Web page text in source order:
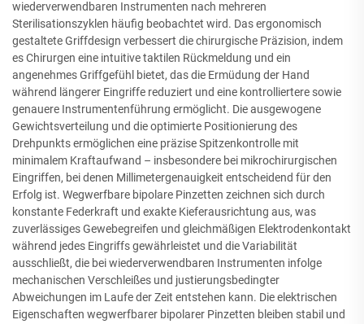
wiederverwendbaren Instrumenten nach mehreren
Sterilisationszyklen häufig beobachtet wird. Das ergonomisch
gestaltete Griffdesign verbessert die chirurgische Präzision, indem
es Chirurgen eine intuitive taktilen Rückmeldung und ein
angenehmes Griffgefühl bietet, das die Ermüdung der Hand
während längerer Eingriffe reduziert und eine kontrolliertere sowie
genauere Instrumentenführung ermöglicht. Die ausgewogene
Gewichtsverteilung und die optimierte Positionierung des
Drehpunkts ermöglichen eine präzise Spitzenkontrolle mit
minimalem Kraftaufwand – insbesondere bei mikrochirurgischen
Eingriffen, bei denen Millimetergenauigkeit entscheidend für den
Erfolg ist. Wegwerfbare bipolare Pinzetten zeichnen sich durch
konstante Federkraft und exakte Kieferausrichtung aus, was
zuverlässiges Gewebegreifen und gleichmäßigen Elektrodenkontakt
während jedes Eingriffs gewährleistet und die Variabilität
ausschließt, die bei wiederverwendbaren Instrumenten infolge
mechanischen Verschleißes und justierungsbedingter
Abweichungen im Laufe der Zeit entstehen kann. Die elektrischen
Eigenschaften wegwerfbarer bipolarer Pinzetten bleiben stabil und